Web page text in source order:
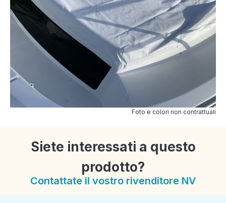
Foto e colori non contrattuali
Siete interessati a questo
prodotto?
Contattate il vostro rivenditore NV